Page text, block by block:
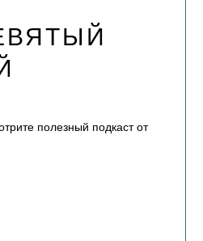
полезный подкаст от